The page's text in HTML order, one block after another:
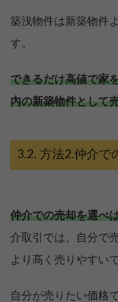
築浅物件は新築物件
す。
できるだけ高値で家
内の新築物件として
方法2.仲介で
仲介での売却を選べ
介取引では、自分で
より高く売りやすいで
自分が売りたい価格